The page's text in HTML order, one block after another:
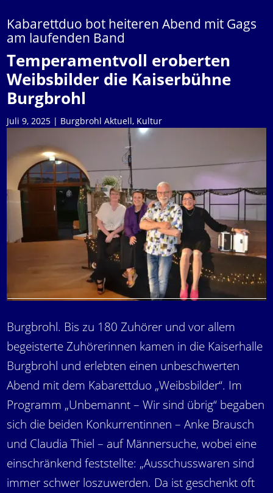
Kabarettduo bot heiteren Abend mit Gags
am laufenden Band
Temperamentvoll eroberten
Weibsbilder die Kaiserbühne
Burgbrohl
Juli 9, 2025 | Burgbrohl Aktuell, Kultur
Burgbrohl. Bis zu 180 Zuhörer und vor allem
begeisterte Zuhörerinnen kamen in die Kaiserhalle
Burgbrohl und erlebten einen unbeschwerten
Abend mit dem Kabarettduo „Weibsbilder“. Im
Programm „Unbemannt – Wir sind übrig“ begaben
sich die beiden Konkurrentinnen – Anke Brausch
und Claudia Thiel – auf Männersuche, wobei eine
einschränkend feststellte: „Ausschusswaren sind
immer schwer loszuwerden. Da ist geschenkt oft